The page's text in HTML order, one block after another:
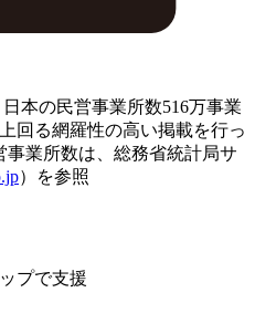
本の民営事業所数516万事業
回る網羅性の高い掲載を行っ
業所数は、総務省統計局サ
）を参照
プで支援